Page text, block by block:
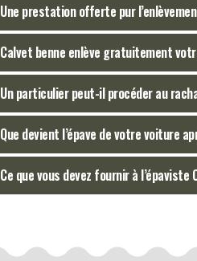
Une prestation offerte pur
Calvet benne enlève gratuitement
Un particulier peut-il procéder au
Que devient l’épave de votre voiture
Ce que vous devez fournir à l’épaviste